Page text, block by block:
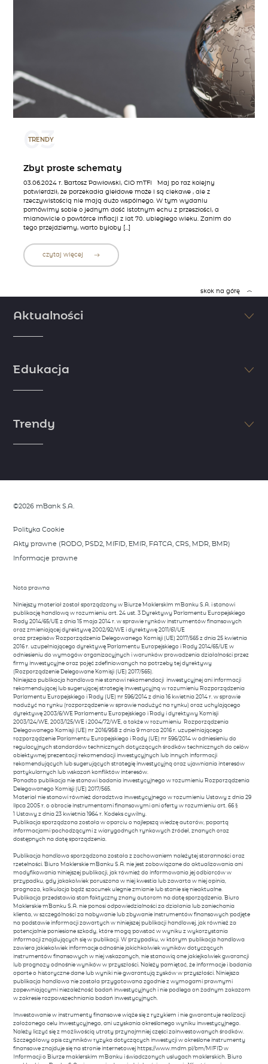
03
TRENDY
Zbyt proste schematy
03.06.2024 r. Bartosz Pawłowski, CIO mTFI Maj po raz kolejny
potwierdził, że porzekadła giełdowe może i są ciekawe , ale z
rzeczywistością nie mają dużo wspólnego. W tym wydaniu
pomówimy sobie o jednym dość istotnym echu z przeszłości, a
mianowicie o powtórce inflacji z lat 70. ubiegłego wieku. Zanim do
tego przejdziemy, warto byłoby […]
czytaj więcej
skok na górę
Aktualności
doniesienia dzięki komentarzom i artykułom naszych ekspertów.
zobacz więcej
Edukacja
wiedzy i doświadczenia naszych ekspertów i zapoznaj się z
Trendy
zobacz więcej
©2026 mBank S.A.
Polityka Cookie
Akty prawne (RODO, PSD2, MIFID, EMIR, FATCA, CRS, MDR, BMR)
Informacje prawne
Nota prawna
Niniejszy materiał został sporządzony w Biurze Maklerskim mBanku S.A. i stanowi
publikację handlową w rozumieniu art. 24 ust. 3 Dyrektywy Parlamentu Europejskiego
Rady 2014/65/UE z dnia 15 maja 2014 r. w sprawie rynków instrumentów finansowych
oraz zmieniającej dyrektywę 2002/92/WE i dyrektywę 2011/61/UE
oraz przepisów Rozporządzenia Delegowanego Komisji (UE) 2017/565 z dnia 25 kwietnia
2016 r. uzupełniającego dyrektywę Parlamentu Europejskiego i Rady 2014/65/UE w
odniesieniu do wymogów organizacyjnych i warunków prowadzenia działalności przez
firmy inwestycyjne oraz pojęć zdefiniowanych na potrzeby tej dyrektywy
(Rozporządzenie Delegowane Komisji (UE) 2017/565).
Niniejsza publikacja handlowa nie stanowi rekomendacji inwestycyjnej ani informacji
rekomendującej lub sugerującej strategię inwestycyjną w rozumieniu Rozporządzenia
Parlamentu Europejskiego i Rady (UE) nr 596/2014 z dnia 16 kwietnia 2014 r. w sprawie
nadużyć na rynku (rozporządzenie w sprawie nadużyć na rynku) oraz uchylającego
dyrektywę 2003/6/WE Parlamentu Europejskiego i Rady i dyrektywy Komisji
2003/124/WE, 2003/125/WE i 2004/72/WE, a także w rozumieniu Rozporządzenia
Delegowanego Komisji (UE) nr 2016/958 z dnia 9 marca 2016 r. uzupełniającego
rozporządzenie Parlamentu Europejskiego i Rady (UE) nr 596/2014 w odniesieniu do
regulacyjnych standardów technicznych dotyczących środków technicznych do celów
obiektywnej prezentacji rekomendacji inwestycyjnych lub innych informacji
rekomendujących lub sugerujących strategię inwestycyjną oraz ujawniania interesów
partykularnych lub wskazań konfliktów interesów.
Ponadto publikacja nie stanowi badania inwestycyjnego w rozumieniu Rozporządzenia
Delegowanego Komisji (UE) 2017/565.
Materiał nie stanowi również doradztwa inwestycyjnego w rozumieniu Ustawy z dnia 29
lipca 2005 r. o obrocie instrumentami finansowymi ani oferty w rozumieniu art. 66 §
1 Ustawy z dnia 23 kwietnia 1964 r. Kodeks cywilny.
Publikacja sporządzona została w oparciu o najlepszą wiedzę autorów, popartą
informacjami pochodzącymi z wiarygodnych rynkowych źródeł, znanych oraz
dostępnych na datę sporządzenia.
Publikacja handlowa sporządzona została z zachowaniem należytej staranności oraz
rzetelności. Biuro Maklerskie mBanku S.A. nie jest zobowiązane do aktualizowania ani
modyfikowania niniejszej publikacji, jak również do informowania jej odbiorców w
przypadku, gdy jakakolwiek poruszona w niej kwestia lub zawarta w niej opinia,
prognoza, kalkulacja bądź szacunek ulegnie zmianie lub stanie się nieaktualne.
Publikacja przedstawia stan faktyczny znany autorom na datę sporządzenia. Biuro
Maklerskie mBanku S.A. nie ponosi odpowiedzialności za działania lub zaniechania
klienta, w szczególności za nabywanie lub zbywanie instrumentów finansowych podjęte
na podstawie informacji zawartych w niniejszej publikacji handlowej, jak również za
potencjalnie poniesione szkody, które mogą powstać w wyniku z wykorzystania
informacji znajdujących się w publikacji. W przypadku, w którym publikacja handlowa
zawiera jakiekolwiek informacje odnośnie jakichkolwiek wyników dotyczących
instrumentów finansowych w niej wskazanych, nie stanowią one jakiejkolwiek gwarancji
lub prognozy odnośnie wyników w przyszłości. Należy pamiętać, że informacje i badania
oparte o historyczne dane lub wyniki nie gwarantują zysków w przyszłości. Niniejsza
publikacja handlowa nie została przygotowana zgodnie z wymogami prawnymi
zapewniającymi niezależność badań inwestycyjnych i nie podlega on żadnym zakazom
w zakresie rozpowszechniania badań inwestycyjnych.
Inwestowanie w instrumenty finansowe wiąże się z ryzykiem i nie gwarantuje realizacji
założonego celu inwestycyjnego, ani uzyskania określonego wyniku inwestycyjnego.
Należy liczyć się z możliwością utraty przynajmniej części zainwestowanych środków.
Szczegółowy opis czynników ryzyka dotyczących inwestycji w określone instrumenty
finansowe znajduje się na stronie internetowej https://www.mdm.pl/bm/MIFID w
Informacji o Biurze maklerskim mBanku i świadczonych usługach maklerskich. Biuro